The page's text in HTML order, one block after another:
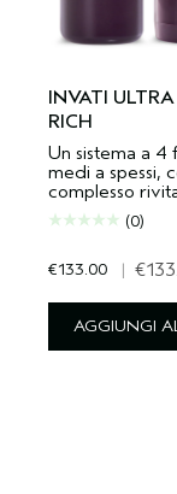
INVATI
RICH
Un sistema a 4
medi a spessi,
complesso
(0)
€133.00 |
AGGIUNGI